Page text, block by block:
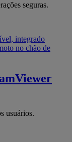
seguras.
integrado
no chão de
usuários.